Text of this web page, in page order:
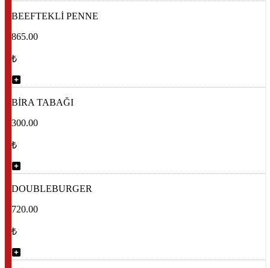
BEEFTEKLİ PENNE
865.00
₺
BİRA TABAĞI
300.00
₺
DOUBLEBURGER
720.00
₺